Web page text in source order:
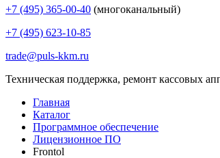
+7 (495) 365-00-40 (многоканальный)
+7 (495) 623-10-85
trade@puls-kkm.ru
Техническая поддержка, ремонт кассовых
Главная
Каталог
Программное обеспечение
Лицензионное ПО
Frontol